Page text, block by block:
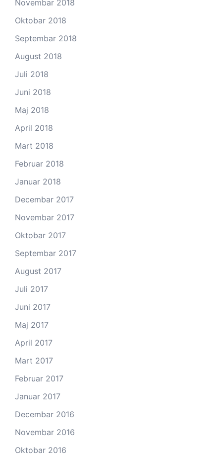
Novembar 2018
Oktobar 2018
Septembar 2018
August 2018
Juli 2018
Juni 2018
Maj 2018
April 2018
Mart 2018
Februar 2018
Januar 2018
Decembar 2017
Novembar 2017
Oktobar 2017
Septembar 2017
August 2017
Juli 2017
Juni 2017
Maj 2017
April 2017
Mart 2017
Februar 2017
Januar 2017
Decembar 2016
Novembar 2016
Oktobar 2016